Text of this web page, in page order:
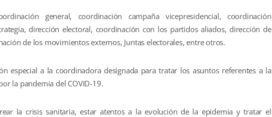
general, coordinación campaña vicepresidencial, coordinación
dirección electoral, coordinación con los partidos aliados, dirección de
de los movimientos externos, Juntas electorales, entre otros.
especial a la coordinadora designada para tratar los asuntos referentes a la
la pandemia del COVID-19.
la crisis sanitaria, estar atentos a la evolución de la epidemia y tratar el